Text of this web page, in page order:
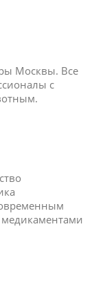
Москвы. Все
с